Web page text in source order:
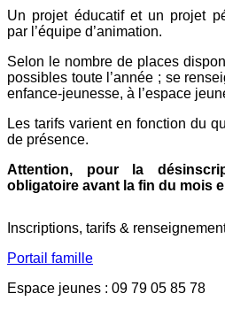
Un projet éducatif et un projet
par l’équipe d’animation.
Selon le nombre de places
possibles toute l’année ; se
enfance-jeunesse, à l’espace
Les tarifs varient en fonction du
de présence.
Attention, pour la
obligatoire avant la fin du mois
Inscriptions, tarifs &
Portail famille
Espace jeunes : 09 79 05 85 78